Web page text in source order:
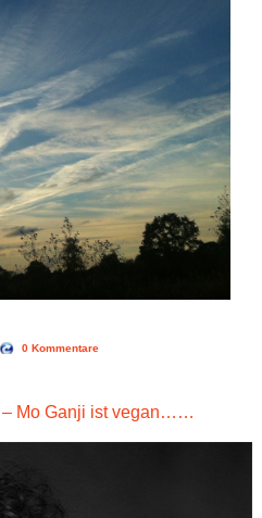
0 Kommentare
– Mo Ganji ist vegan……